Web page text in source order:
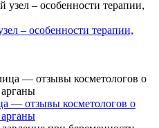
– особенности терапии,
— отзывы косметологов о